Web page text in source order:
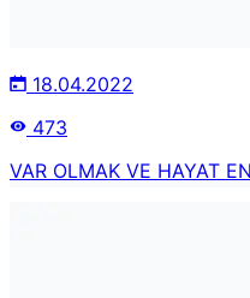
18.04.2022
473
VAR OLMAK VE HAYAT